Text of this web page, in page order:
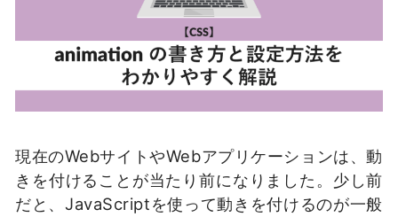
現在のWebサイトやWebアプリケーションは、動
きを付けることが当たり前になりました。少し前
だと、JavaScriptを使って動きを付けるのが一般